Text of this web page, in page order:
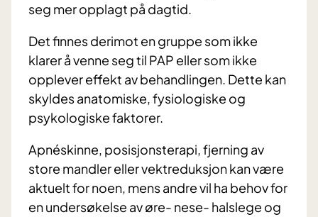
seg mer opplagt på dagtid.
Det finnes derimot en gruppe som ikke
klarer å venne seg til PAP eller som ikke
opplever effekt av behandlingen. Dette kan
skyldes anatomiske, fysiologiske og
psykologiske faktorer.
Apnéskinne, posisjonsterapi, fjerning av
store mandler eller vektreduksjon kan være
aktuelt for noen, mens andre vil ha behov for
en undersøkelse av øre- nese- halslege og